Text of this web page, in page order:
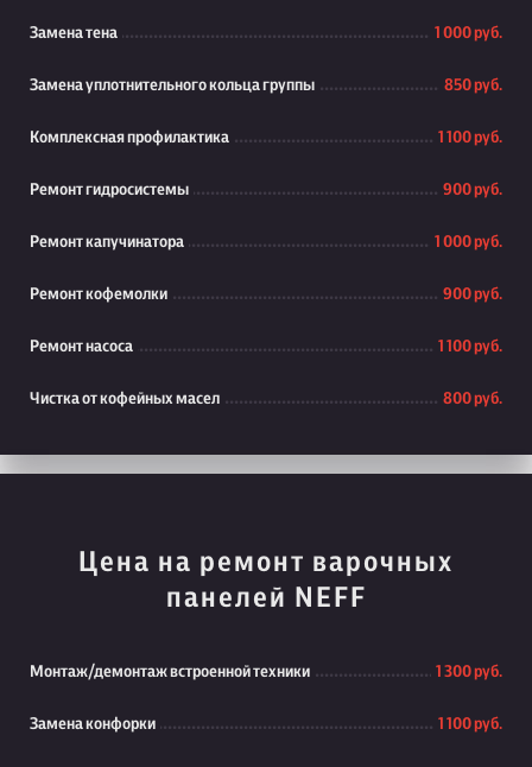
Замена тена 1 000 руб.
Замена уплотнительного кольца группы 850 руб.
Комплексная профилактика 1 100 руб.
Ремонт гидросистемы 900 руб.
Ремонт капучинатора 1 000 руб.
Ремонт кофемолки 900 руб.
Ремонт насоса 1 100 руб.
Чистка от кофейных масел 800 руб.
Цена на ремонт варочных
панелей NEFF
Монтаж/демонтаж встроенной техники 1 300 руб.
Замена конфорки 1 100 руб.